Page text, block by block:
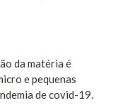
da matéria é
e pequenas
de covid-19.